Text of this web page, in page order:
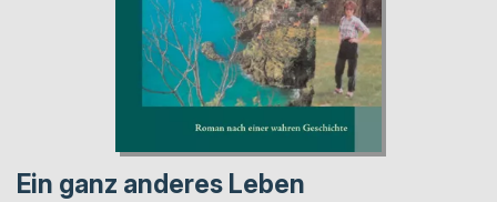
Ein ganz anderes Leben